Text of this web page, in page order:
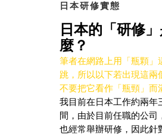
日本研修實態
日本的「研修
麼？
筆者在網路上用「瓶顆」
跳，所以以下若出現這兩
不要把它看作「瓶頸」而
我目前在日本工作約兩年
間，由於目前任職的公司
也經常舉辦研修，因此針